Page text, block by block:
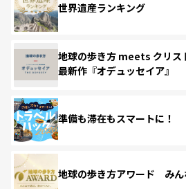
世界遺産ランキング
地球の歩き方 meets クリス
最新作『オデュッセイア』
準備も滞在もスマートに！
地球の歩き方アワード みん